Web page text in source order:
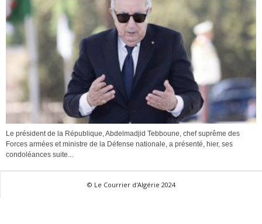
Le président de la République, Abdelmadjid Tebboune, chef suprême des
Forces armées et ministre de la Défense nationale, a présenté, hier, ses
condoléances suite...
© Le Courrier d'Algérie 2024